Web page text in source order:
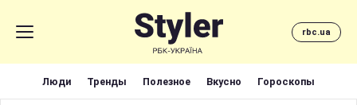
rbc.ua
Люди Тренды Полезное Вкусно Гороскопы